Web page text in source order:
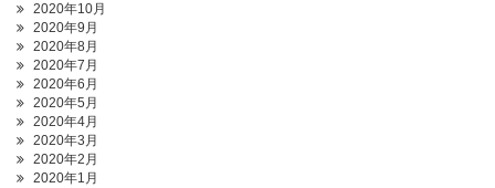
2020年10月
2020年9月
2020年8月
2020年7月
2020年6月
2020年5月
2020年4月
2020年3月
2020年2月
2020年1月